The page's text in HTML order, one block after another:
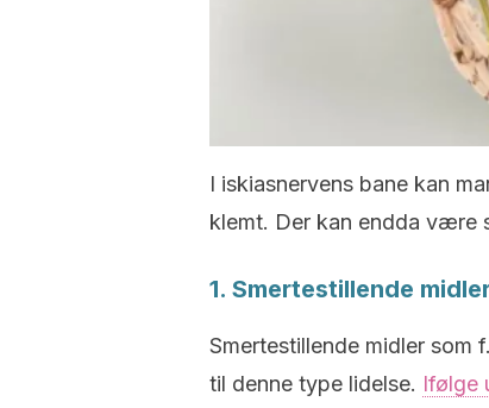
I iskiasnervens bane kan
klemt. Der kan endda være
1. Smertestillende
Smertestillende midler som
til denne type lidelse. Ifølge